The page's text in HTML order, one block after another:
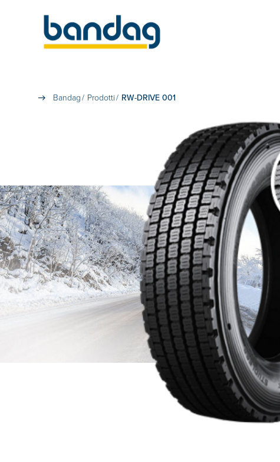
Bandag Prodotti RW-DRIVE 001